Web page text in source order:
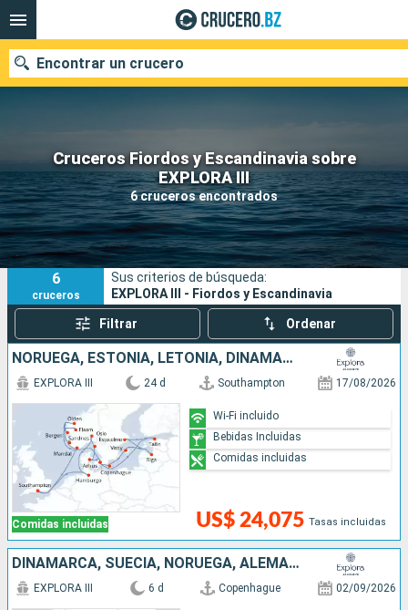
Cruceros Fiordos y Escandinavia sobre
EXPLORA III
6 cruceros encontrados
Encontrar un crucero
Nuestros destinos
Fecha de salida
Puertos Compañías
Buscar
6
cruceros
Sus criterios de búsqueda:
EXPLORA III - Fiordos y Escandinavia
Filtrar Ordenar
NORUEGA, ESTONIA, LETONIA, DINAMARCA, SUECIA, ALEMANIA, REINO UNIDO
Comidas incluidas
EXPLORA III 24 d Southampton 17/08/2026
US$ 24,075 Tasas incluidas
Wi-Fi incluido
Bebidas Incluidas
Comidas incluidas
DINAMARCA, SUECIA, NORUEGA, ALEMANIA
EXPLORA III 6 d Copenhague 02/09/2026